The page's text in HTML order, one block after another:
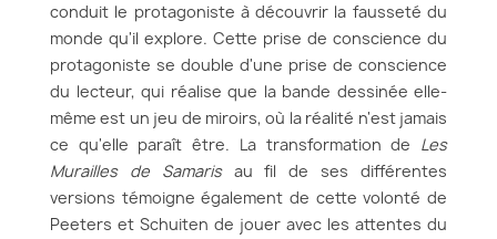
conduit le protagoniste à découvrir la fausseté du
monde qu'il explore. Cette prise de conscience du
protagoniste se double d'une prise de conscience
du lecteur, qui réalise que la bande dessinée elle-
même est un jeu de miroirs, où la réalité n'est jamais
ce qu'elle paraît être. La transformation de Les
Murailles de Samarisau fil de ses différentes
versions témoigne également de cette volonté de
Peeters et Schuiten de jouer avec les attentes du